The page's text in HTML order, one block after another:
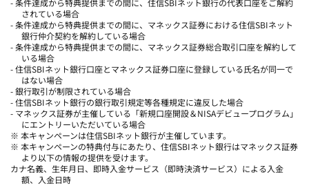
されている場合
- 条件達成から特典提供までの間に、マネックス証券における住信SBIネット
銀行仲介契約を解約している場合
- 条件達成から特典提供までの間に、マネックス証券総合取引口座を解約して
いる場合
- 住信SBIネット銀行口座とマネックス証券口座に登録している氏名が同一で
はない場合
- 銀行取引が制限されている場合
- 住信SBIネット銀行の銀行取引規定等各種規定に違反した場合
- マネックス証券が主催している「新規口座開設＆NISAデビュープログラム」
にエントリーいただいている場合
※ 本キャンペーンは住信SBIネット銀行が主催しています。
※ 本キャンペーンの特典付与にあたり、住信SBIネット銀行はマネックス証券
より以下の情報の提供を受けます。
カナ名義、生年月日、即時入金サービス（即時決済サービス）による入金
額、入金日時